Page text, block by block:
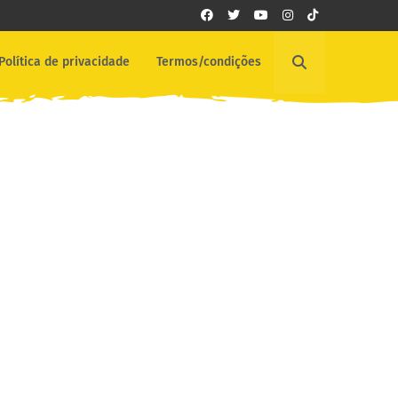
de privacidade Termos/condições